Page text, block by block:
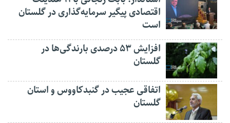
اقتصادی پیگیر سرمایه‌گذاری در گلستان
است
افزایش ۵۳ درصدی بارندگی‌ها در
گلستان
اتفاقی عجیب در‌ گنبدکاووس و استان
گلستان